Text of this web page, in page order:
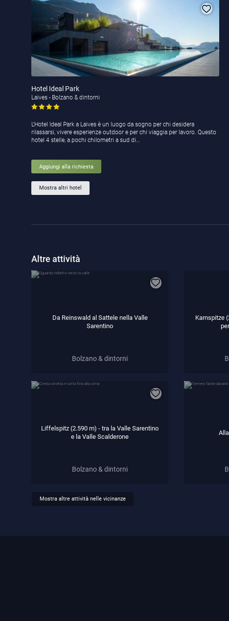
Hotel Ideal Park
Laives - Bolzano & dintorni
L’Hotel Ideal Park a Laives è un luogo da sogno per chi desidera
rilassarsi, vivere esperienze outdoor e per chi viaggia per lavoro. Questo
hotel 4 stelle, a pochi chilometri a sud di…
Aggiungi alla richiesta
Mostra altri hotel
Altre attività
Da Reinswald al Sattele nella Valle
Sarentino
Bolzano & dintorni
Karnspitze
Liffelspitz (2.590 m) - tra la Valle Sarentino
e la Valle Scalderone
Bolzano & dintorni
Mostra altre attività nelle vicinanze